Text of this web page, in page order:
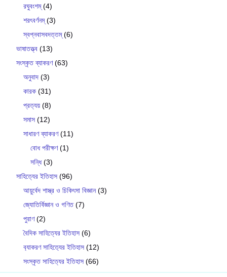
রঘুবংশম্(4)
শরৎবর্ণনম্(3)
স্বপ্নবাসবদত্তম্(6)
ভাষাতত্ত্ব (13)
সংস্কৃত ব্যাকরণ(63)
অনুবাদ (3)
কারক (31)
প্রত্যয় (8)
সমাস (12)
সাধারণ ব্যাকরণ(11)
বোধ পরীক্ষণ(1)
সন্ধি(3)
সাহিত্যের ইতিহাস (96)
আয়ুর্বেদ শাস্ত্র ও চিকিৎসা বিজ্ঞান(3)
জ্যোতির্বিজ্ঞান ও গণিত(7)
পুরাণ(2)
বৈদিক সাহিত্যের ইতিহাস (6)
ব‍্যাকরণ সাহিত‍্যের ইতিহাস (12)
সংস্কৃত সাহিত্যের ইতিহাস (66)